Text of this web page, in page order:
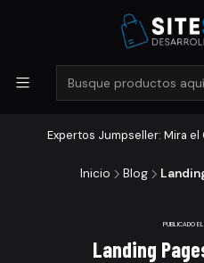
Expertos Jumpseller: Mira el
Inicio Blog
PUBLICADO
Landing